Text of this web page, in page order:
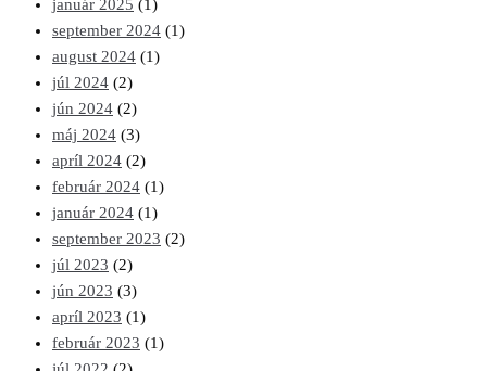
január 2025 (1)
september 2024 (1)
august 2024 (1)
júl 2024 (2)
jún 2024 (2)
máj 2024 (3)
apríl 2024 (2)
február 2024 (1)
január 2024 (1)
september 2023 (2)
júl 2023 (2)
jún 2023 (3)
apríl 2023 (1)
február 2023 (1)